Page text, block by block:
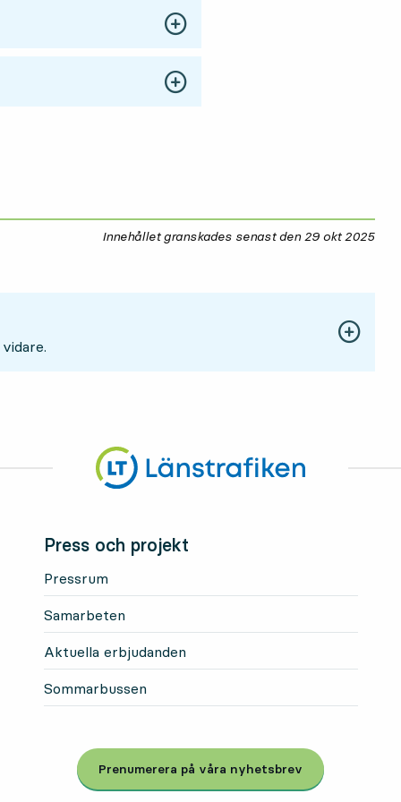
Innehållet granskades senast den 29 okt 2025
Press och projekt
Pressrum
Samarbeten
Aktuella erbjudanden
Sommarbussen
Prenumerera på våra nyhetsbrev
, Öppnas i modal